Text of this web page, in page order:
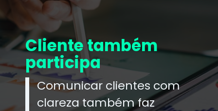
Cliente também
participa
Comunicar clientes com
clareza também faz